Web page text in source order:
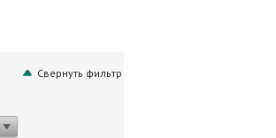
Свернуть фильтр